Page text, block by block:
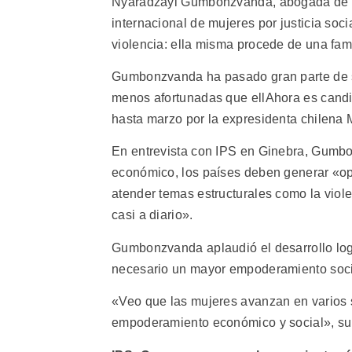
internacional de mujeres por justicia
violencia: ella misma procede de una
Gumbonzvanda ha pasado gran parte
menos afortunadas que ellAhora es
hasta marzo por la expresidenta chilena
En entrevista con IPS en Ginebra,
económico, los países deben generar
atender temas estructurales como la
casi a diario».
Gumbonzvanda aplaudió el desarrollo
necesario un mayor empoderamiento
«Veo que las mujeres avanzan en
empoderamiento económico y social»,